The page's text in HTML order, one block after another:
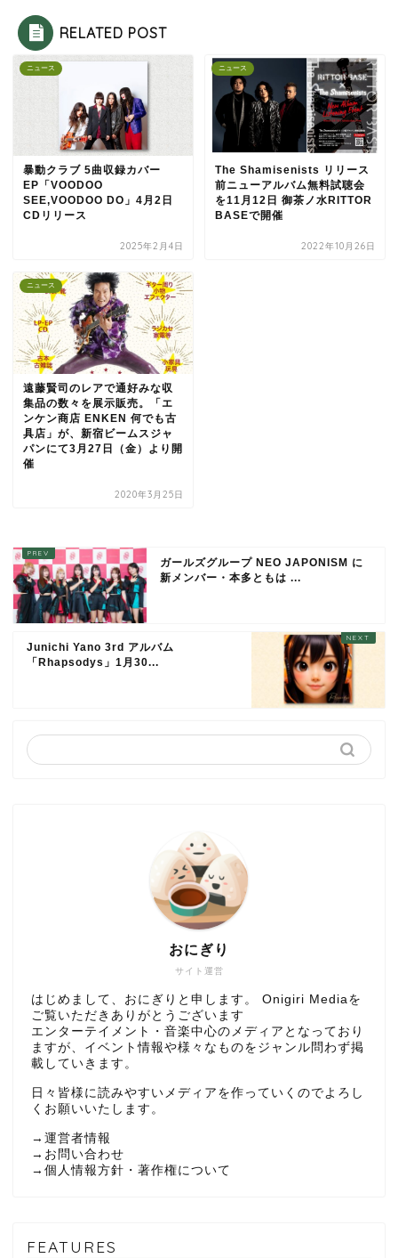
RELATED POST
ニュース
暴動クラブ 5曲収録カバー
EP「VOODOO
SEE,VOODOO DO」4月2日
CDリリース
2025年2月4日
ニュース
The Shamisenists リリース
前ニューアルバム無料試聴会
を11月12日 御茶ノ水RITTOR
BASEで開催
2022年10月26日
ニュース
遠藤賢司のレアで通好みな収
集品の数々を展示販売。「エ
ンケン商店 ENKEN 何でも古
具店」が、新宿ビームスジャ
パンにて3月27日（金）より開
催
2020年3月25日
ガールズグループ NEO JAPONISM に
新メンバー・本多ともは ...
Junichi Yano 3rd アルバム
「Rhapsodys」1月30...
サイト運営
おにぎり
はじめまして、おにぎりと申します。 Onigiri Mediaを
ご覧いただきありがとうございます
エンターテイメント・音楽中心のメディアとなっており
ますが、イベント情報や様々なものをジャンル問わず掲
載していきます。
日々皆様に読みやすいメディアを作っていくのでよろし
くお願いいたします。
→ 運営者情報
→ お問い合わせ
→ 個人情報方針・著作権について
FEATURES